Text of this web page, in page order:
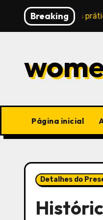
content
Breaking
Melhores práticas,
Página inicial
Detalhes do